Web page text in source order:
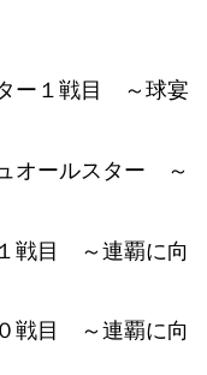
ー１戦目 ～球宴
オールスター ～
戦目 ～連覇に向
戦目 ～連覇に向